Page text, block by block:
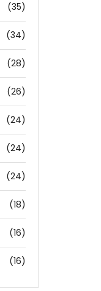
(35)
(34)
(28)
(26)
(24)
(24)
(24)
(18)
(16)
(16)